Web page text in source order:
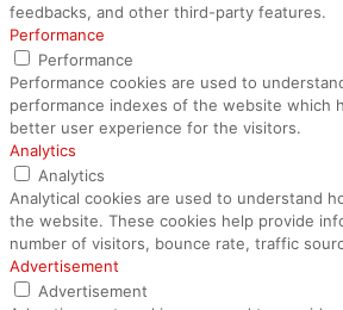
feedbacks, and other third-party features.
Performance
Performance
Performance cookies are used to
performance indexes of the website which
better user experience for the visitors.
Analytics
Analytics
Analytical cookies are used to understand
the website. These cookies help provide
number of visitors, bounce rate, traffic
Advertisement
Advertisement